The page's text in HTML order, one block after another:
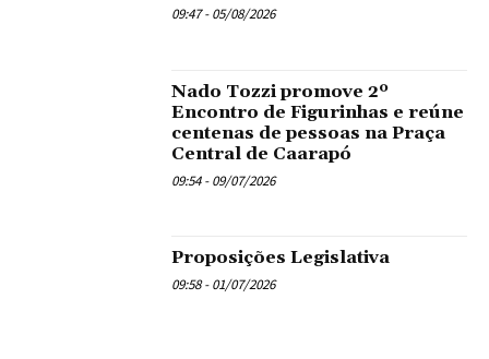
09:47 - 05/08/2026
Nado Tozzi promove 2º
Encontro de Figurinhas e reúne
centenas de pessoas na Praça
Central de Caarapó
09:54 - 09/07/2026
Proposições Legislativa
09:58 - 01/07/2026